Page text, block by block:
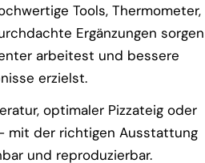
Tools, Thermometer,
Ergänzungen sorgen
arbeitest und bessere
erzielst.
optimaler Pizzateig oder
mit der richtigen Ausstattung
und reproduzierbar.